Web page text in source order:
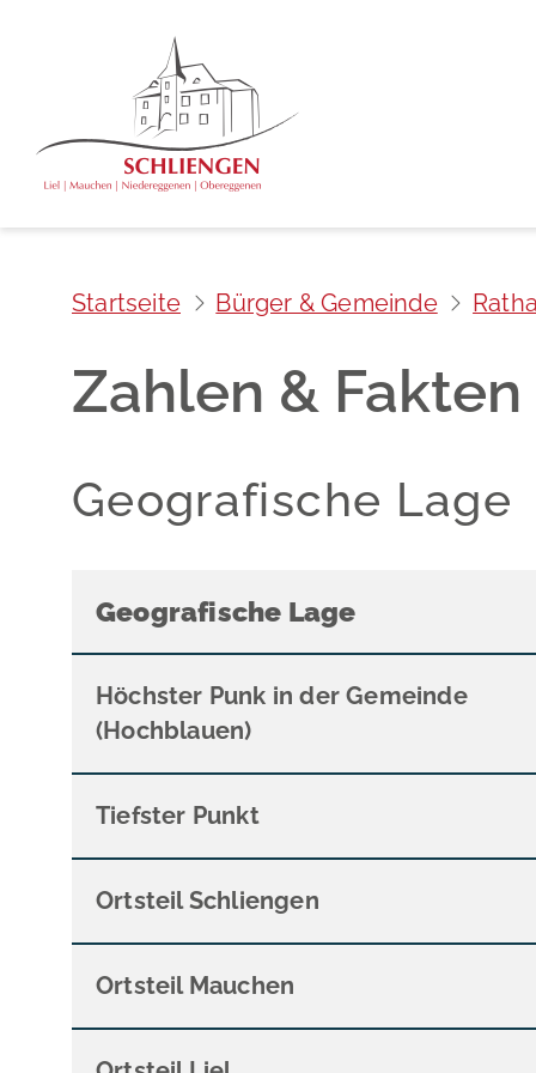
Startseite Bürger & Gemeinde
Zahlen & Fakten
Geografische Lage
Geografische Lage
Höchster Punk in der Gemeinde
(Hochblauen)
Tiefster Punkt
Ortsteil Schliengen
Ortsteil Mauchen